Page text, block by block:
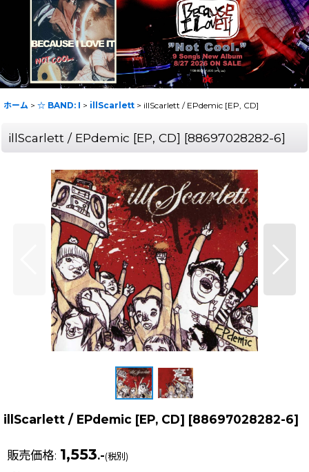
ホーム > ☆ BAND: I > illScarlett > illScarlett / EPdemic [EP, CD]
illScarlett / EPdemic [EP, CD] [88697028282-6]
illScarlett / EPdemic [EP, CD] [88697028282-6]
販売価格: 1,553.-(税別)